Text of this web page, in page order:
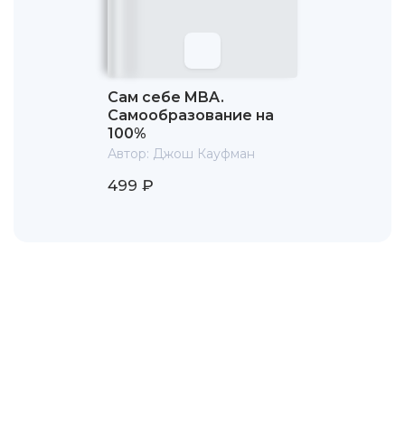
Сам себе MBA.
Самообразование на
100%
Автор: Джош Кауфман
499 ₽